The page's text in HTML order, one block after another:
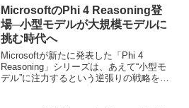
とが判明しました。Anthropicの研究者た
ちは、A...
MicrosoftのPhi 4 Reasoning登
場─小型モデルが大規模モデルに
挑む時代へ
Microsoftが新たに発表した「Phi 4
Reasoning」シリーズは、あえて“小型モ
デル”に注力するという逆張りの戦略をと